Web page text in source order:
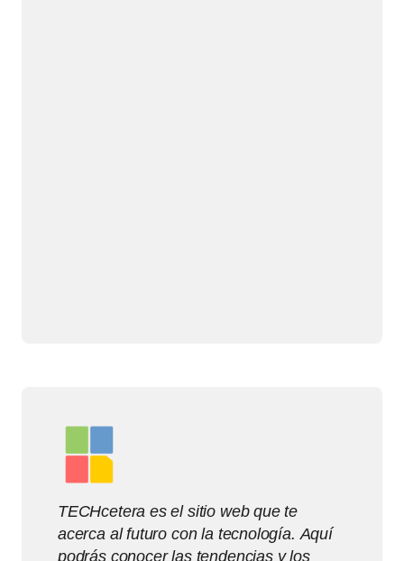
TECHcetera es el sitio web que te
acerca al futuro con la tecnología. Aquí
podrás conocer las tendencias y los